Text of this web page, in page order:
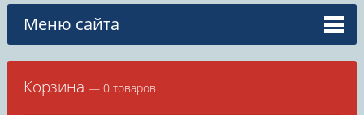
Меню сайта
Корзина — 0 товаров